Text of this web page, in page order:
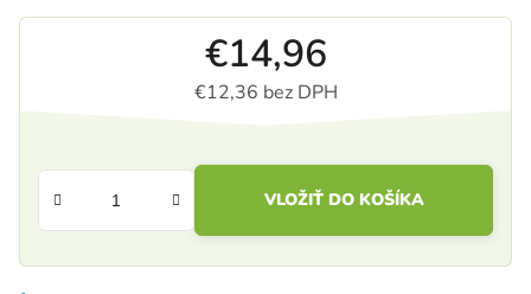
€14,96
€12,36 bez DPH
VLOŽIŤ DO KOŠÍKA